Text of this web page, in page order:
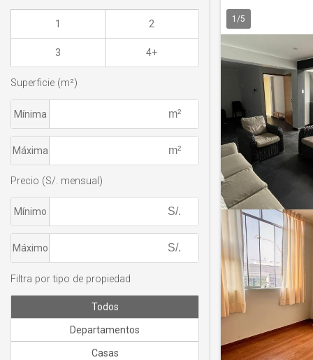
1 /5
1 2
3 4+
Superficie (m²)
Mínima
Máxima
Precio (S/. mensual)
Mínimo
Máximo
Filtra por tipo de propiedad
Todos
Departamentos
Casas